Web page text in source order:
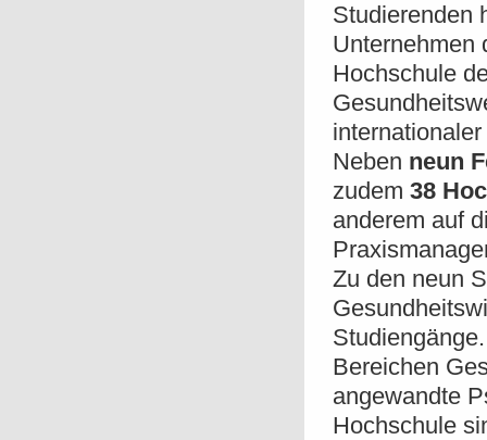
Studierenden
Unternehmen
Hochschule
Neben neun
zudem 38
anderem auf
Zu den neun
Bereichen
angewandte
Hochschule